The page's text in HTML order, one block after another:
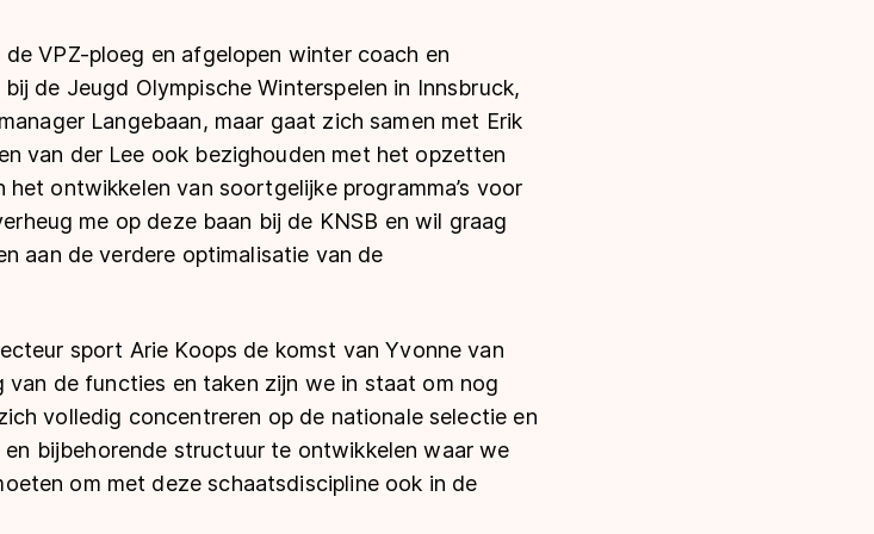
VPZ-ploeg en afgelopen winter coach en
de Jeugd Olympische Winterspelen in Innsbruck,
Langebaan, maar gaat zich samen met Erik
van der Lee ook bezighouden met het opzetten
het ontwikkelen van soortgelijke programma’s voor
me op deze baan bij de KNSB en wil graag
aan de verdere optimalisatie van de
sport Arie Koops de komst van Yvonne van
van de functies en taken zijn we in staat om nog
volledig concentreren op de nationale selectie en
bijbehorende structuur te ontwikkelen waar we
om met deze schaatsdiscipline ook in de